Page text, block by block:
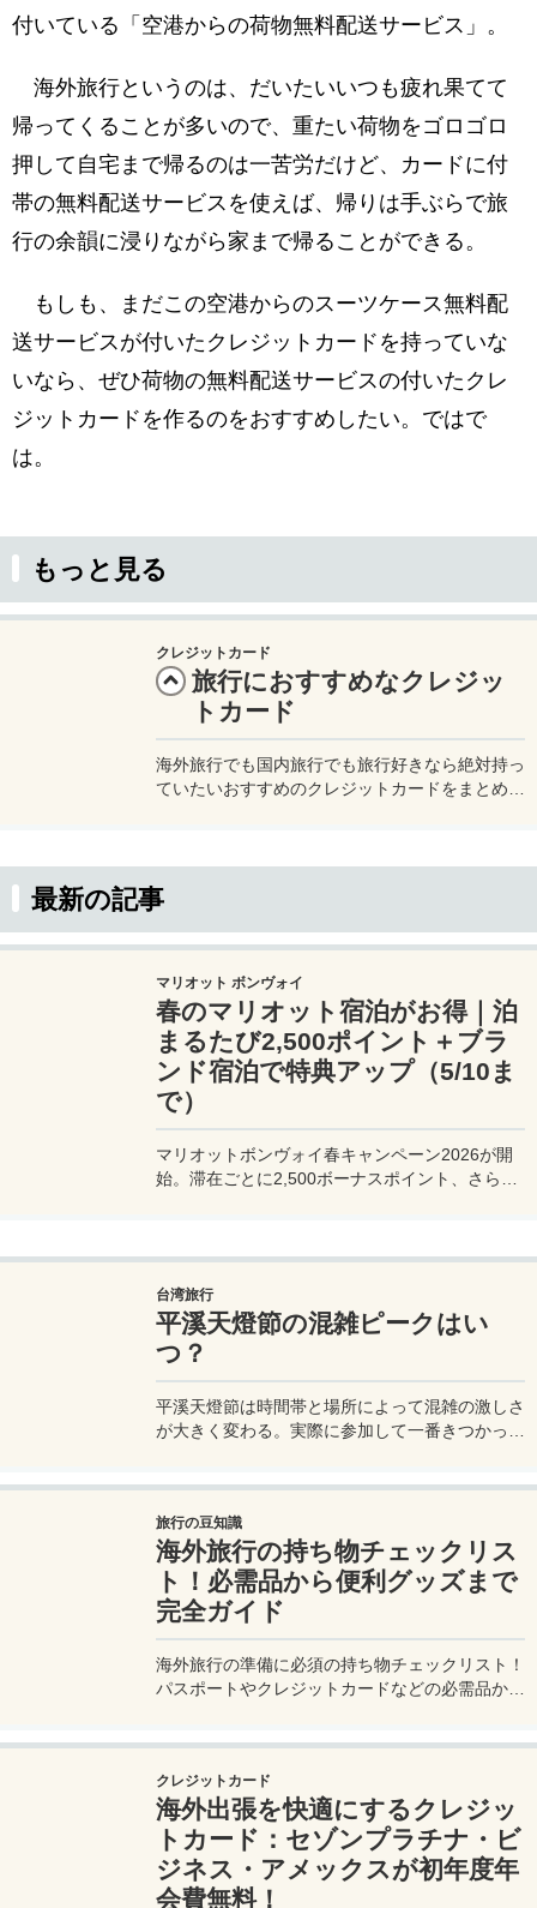
付いている「空港からの荷物無料配送サービス」。
海外旅行というのは、だいたいいつも疲れ果てて
帰ってくることが多いので、重たい荷物をゴロゴロ
押して自宅まで帰るのは一苦労だけど、カードに付
帯の無料配送サービスを使えば、帰りは手ぶらで旅
行の余韻に浸りながら家まで帰ることができる。
もしも、まだこの空港からのスーツケース無料配
送サービスが付いたクレジットカードを持っていな
いなら、ぜひ荷物の無料配送サービスの付いたクレ
ジットカードを作るのをおすすめしたい。ではで
は。
もっと見る
クレジットカード
旅行におすすめなクレジッ
トカード
海外旅行でも国内旅行でも旅行好きなら絶対持っ
ていたいおすすめのクレジットカードをまとめた
ったり、空港のVIPラウンジで無料でお酒を飲ん
だり食事をして優雅に過ごしたり。少ない旅費で
優雅に過ごせるおすすめのクレジットカードを集
めています。旅行好きな人はぜひ参考にしてくだ
さい。
最新の記事
マリオット ボンヴォイ
春のマリオット宿泊がお得｜泊
まるたび2,500ポイント＋ブラ
ンド宿泊で特典アップ（5/10ま
で）
マリオットボンヴォイ春キャンペーン2026が開
始。滞在ごとに2,500ボーナスポイント、さらに
台湾旅行
平溪天燈節の混雑ピークはい
つ？
平溪天燈節は時間帯と場所によって混雑の激しさ
が大きく変わる。実際に参加して一番きつかった
旅行の豆知識
海外旅行の持ち物チェックリス
ト！必需品から便利グッズまで
完全ガイド
海外旅行の準備に必須の持ち物チェックリスト！
パスポートやクレジットカードなどの必需品か
ャートリップで今すぐチェック！
クレジットカード
海外出張を快適にするクレジッ
トカード：セゾンプラチナ・ビ
ジネス・アメックスが初年度年
会費無料！